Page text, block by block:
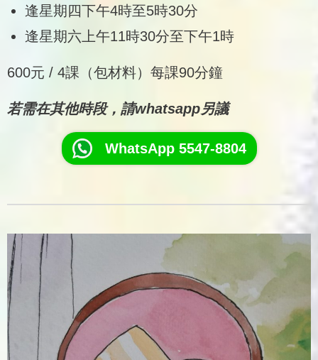
逢星期四下午4時至5時30分
逢星期六上午11時30分至下午1時
600元 / 4課（包材料）每課90分鐘
若需在其他時段，請whatsapp另議
WhatsApp 5547-8804